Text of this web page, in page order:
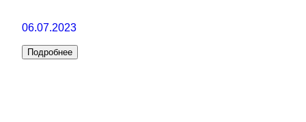
06.07.2023
Подробнее